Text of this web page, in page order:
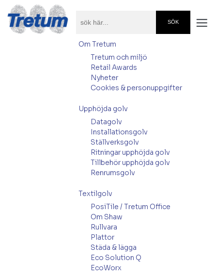
Om Tretum
Tretum och miljö
Retail Awards
Nyheter
Cookies & personuppgifter
Upphöjda golv
Datagolv
Installationsgolv
Ställverksgolv
Ritningar upphöjda golv
Tillbehör upphöjda golv
Renrumsgolv
Textilgolv
PosiTile / Tretum Office
Om Shaw
Rullvara
Plattor
Städa & lägga
Eco Solution Q
EcoWorx